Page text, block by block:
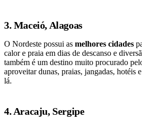
3. Maceió, Alagoas
O Nordeste possui as melhores cidades
calor e praia em dias de descanso e
também é um destino muito procurado
aproveitar dunas, praias, jangadas, hotéis
lá.
4. Aracaju, Sergipe